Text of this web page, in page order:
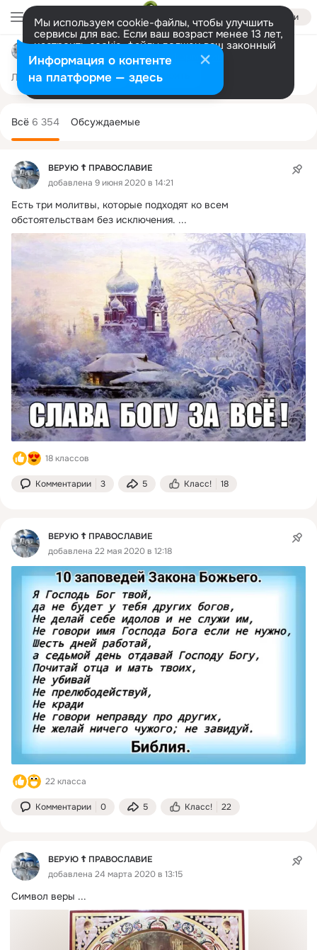
Войти
Мы используем cookie-файлы, чтобы улучшить
сервисы для вас. Если ваш возраст менее 13 лет,
настроить cookie-файлы должен ваш законный
представитель. Больше информации
Разрешить все Настроить
Лента Участники 19K Темы 6.3K
ВЕРУЮ ☦️ ПРАВОСЛАВИЕ
добавлена 9 июня 2020 в 14:21
Есть три молитвы, которые подходят ко всем
обстоятельствам без исключения. ...
18 классов
Комментарии 3 5 Класс! 18
ВЕРУЮ ☦️ ПРАВОСЛАВИЕ
добавлена 22 мая 2020 в 12:18
22 класса
Комментарии 0 5 Класс! 22
ВЕРУЮ ☦️ ПРАВОСЛАВИЕ
добавлена 24 марта 2020 в 13:15
Символ веры ...
колонка
Всё 6 354 Обсуждаемые
Информация о контенте
на платформе — здесь